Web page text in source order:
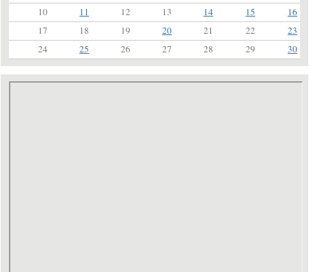
10
11 12 13 14 15
16
17
18 19 20 21 22
23
24
25 26 27 28 29 30